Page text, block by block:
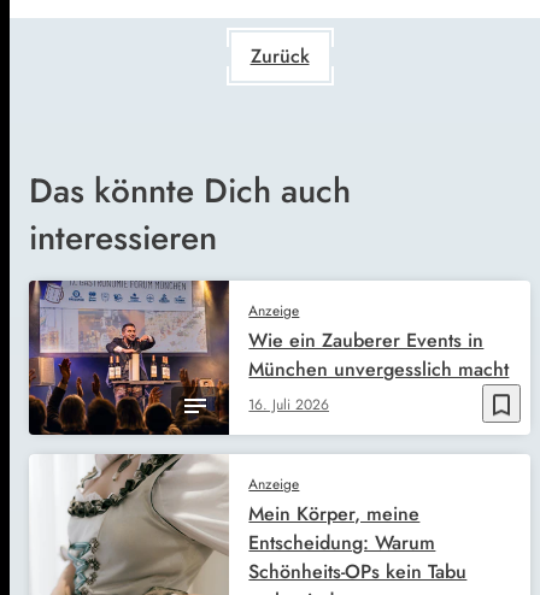
Zurück
Das könnte Dich auch
interessieren
bookmark_border
Anzeige
16. Juli 2026
Wie ein Zauberer Events in
München unvergesslich macht
Anzeige
Mein Körper, meine
Entscheidung: Warum
Schönheits-OPs kein Tabu